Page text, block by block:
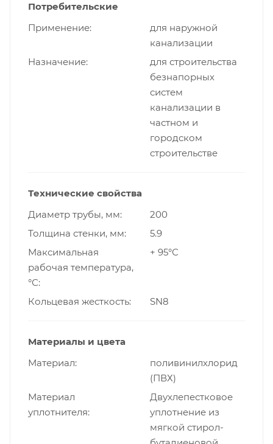
Потребительские
Применение
для наружной
канализации
Назначение
для строительства
безнапорных
систем
канализации в
частном и
городском
строительстве
Технические свойства
Диаметр трубы, мм
200
Толщина стенки, мм
5.9
Максимальная
рабочая температура,
°С
+ 95°С
Кольцевая жесткость SN8
Материалы и цвета
Материал
поливинилхлорид
(ПВХ)
Материал
уплотнителя
Двухлепестковое
уплотнение из
мягкой стирол-